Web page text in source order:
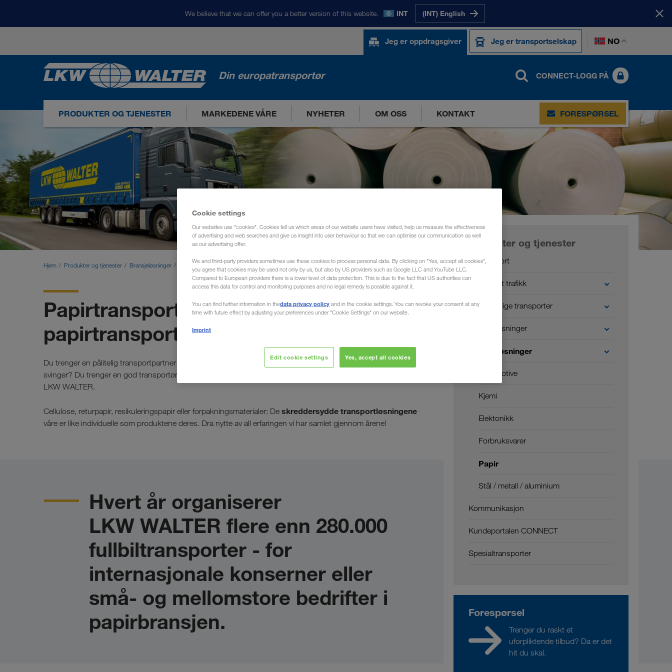
We believe that we can offer you a better version of this website. INT (INT) English
Jeg er oppdragsgiver Jeg er transportselskap NO
Din europatransportør CONNECT-LOGG PÅ
PRODUKTER OG TJENESTER MARKEDENE VÅRE NYHETER OM OSS KONTAKT FORESPØRSEL
Hjem Produkter og tjenester Bransjeløsninger Papir
Papirtransporter - Din partner for
papirtransport i Europa
Du trenger en pålitelig transportpartner for store volumer, som garanterer stabilitet også når etterspørselen
svinger? Du trenger en god transportør for internasjonale transporter? – Da har du kommet riktig hos
LKW WALTER.
Cellulose, returpapir, resikuleringspapir eller forpakningsmaterialer: De skreddersydde transportløsningene
våre er like individuelle som produktene deres. Dra nytte av all erfaringen vi har samlet gjennom årene!
Hvert år organiserer
LKW WALTER flere enn 280.000
fullbiltransporter - for
internasjonale konserner eller
små- og mellomstore bedrifter i
papirbransjen.
Produkter og tjenester
Veitransport
Kombinert trafikk
Bærekraftige transporter
Digitale løsninger
Bransjeløsninger
Automotive
Kjemi
Elektonikk
Forbruksvarer
Papir
Stål / metall / aluminium
Kommunikasjon
Kundeportalen CONNECT
Spesialtransporter
Forespørsel
Trenger du raskt et
uforpliktende tilbud? Da er det
hit du skal.
Cookie settings
Our websites use "cookies". Cookies tell us which areas of our website users have visited, help us measure the effectiveness
of advertising and web searches and give us insight into user behaviour so that we can optimise our communication as well
as our advertising offer.
We and third-party providers sometimes use these cookies to process personal data. By clicking on "Yes, accept all cookies",
you agree that cookies may be used not only by us, but also by US providers such as Google LLC and YouTube LLC.
Compared to European providers there is a lower level of data protection. This is due to the fact that US authorities can
access this data for control and monitoring purposes and no legal remedy is possible against it.
You can find further information in thedata privacy policy and in the cookie settings. You can revoke your consent at any
time with future effect by adjusting your preferences under "Cookie Settings" on our website.
Imprint
Edit cookie settings Yes, accept all cookies